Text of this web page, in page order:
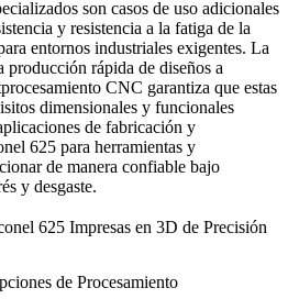
son casos de uso adicionales
y resistencia a la fatiga de la
entornos industriales exigentes. La
rápida de diseños a
CNC garantiza que estas
dimensionales y funcionales
de fabricación y
625 para herramientas y
de manera confiable bajo
y desgaste.
625 Impresas en 3D de Precisión
de Procesamiento